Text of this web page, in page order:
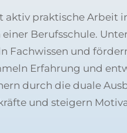
aktiv praktische Arbeit
Berufsschule.
Fachwissen und
Erfahrung und
durch die duale
und steigern